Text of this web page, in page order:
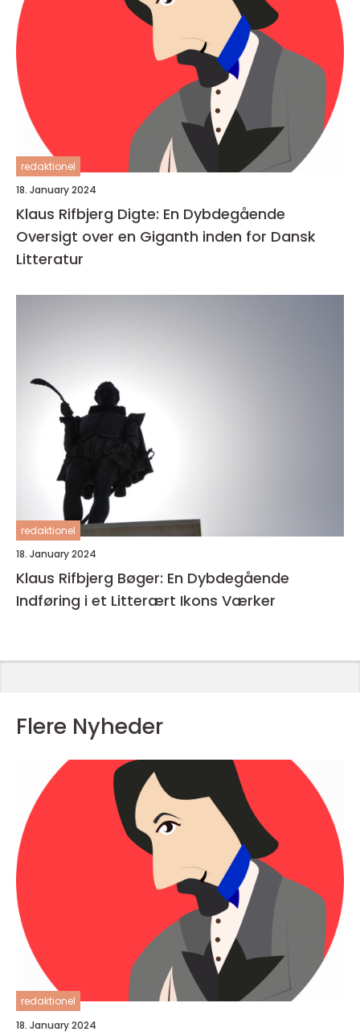
redaktionel
18. January 2024
Klaus Rifbjerg Digte: En Dybdegående
Oversigt over en Giganth inden for Dansk
Litteratur
redaktionel
18. January 2024
Klaus Rifbjerg Bøger: En Dybdegående
Indføring i et Litterært Ikons Værker
Flere Nyheder
redaktionel
18. January 2024